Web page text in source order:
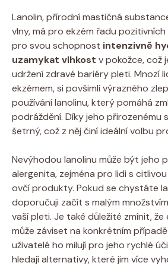
Lanolin, přírodní mastičná
vlny, má pro ekzém řadu
pro svou schopnost intenzivně
uzamykat vlhkost v ⁤pokožce, což
udržení zdravé bariéry pleti. Mnozí
ekzémem, ‍si povšimli⁢ výrazného
⁤používání lanolinu, který‌ pomáhá‌
podráždění.‌ Díky jeho přirozenému
šetrný, což z něj ⁤činí​ ideální volbu
Nevýhodou lanolinu může být jeho
alergenita, zejména pro‍ lidi s
ovčí produkty. Pokud se chystáte
doporučuji začít ​s malým
vaší pleti. Je také důležité zmínit,
může záviset na konkrétním
uživatelé ho milují pro jeho ‌rychlé
hledají alternativy, které jim více